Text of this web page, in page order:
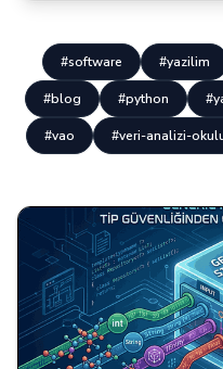
#software #yazilim
#blog #python
#vao #veri-analizi-